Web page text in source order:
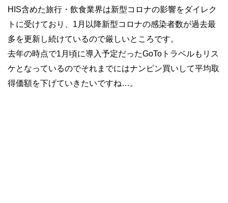
HIS含めた旅行・飲食業界は新型コロナの影響をダイレク
トに受けており、1月以降新型コロナの感染者数が過去最
多を更新し続けているので厳しいところです。
去年の時点で1月頃に導入予定だったGoToトラベルもリス
ケとなっているのでそれまでにはナンピン買いして平均取
得価額を下げていきたいですね…。